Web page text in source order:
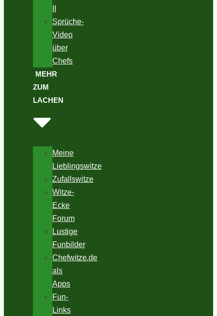
Sprüche-
Video
über
Chefs
MEHR
ZUM
LACHEN
Meine
Lieblingswitze
Zufallswitze
Witze-
Ecke
Forum
Lustige
Funbilder
Chefwitze.de
als
Apps
Fun-
Links